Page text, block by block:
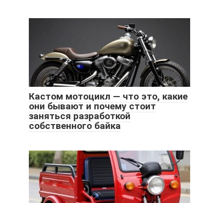
Кастом мотоцикл — что это, какие
они бывают и почему стоит
заняться разработкой
собственного байка